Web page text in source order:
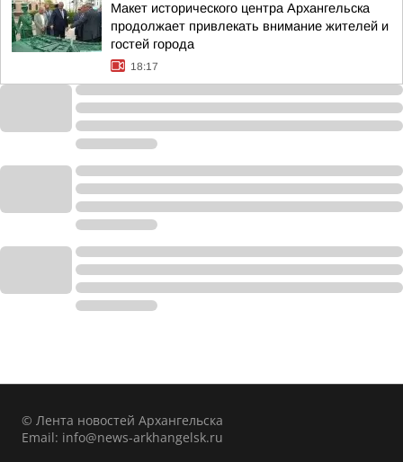
Макет исторического центра Архангельска
продолжает привлекать внимание жителей и
гостей города
18:17
© Лента новостей Архангельска
Email: info@news-arkhangelsk.ru